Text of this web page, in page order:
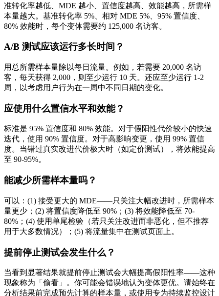
准转化率越低、MDE 越小、置信度越高、效能越高，所需样
本量越大。基准转化率 5%、相对 MDE 5%、95% 置信度、
80% 效能时，每个变体需要约 125,000 名访客。
A/B 测试应该运行多长时间？
用总所需样本量除以每日流量。例如，若需要 20,000 名访
客，每天获得 2,000，则至少运行 10 天。还应至少运行 1-2
周，以考虑用户行为在一周中不同日期的变化。
应使用什么置信水平和效能？
标准是 95% 置信度和 80% 效能。对于假阳性代价较小的快速
迭代，使用 90% 置信度。对于高影响变更，使用 99% 置信
度。当错过真实改进代价极大时（如定价测试），将效能提高
至 90-95%。
能减少所需样本量吗？
可以：(1) 接受更大的 MDE——只关注大幅改进时，所需样本
量更少；(2) 将置信度降低至 90%；(3) 将效能降低至 70-
80%；(4) 使用单尾检验（若只关注改进而非恶化，但不推荐
用于大多数情况）；(5) 将流量集中在测试页面上。
提前停止测试会发生什么？
当看到显著结果就提前停止测试会大幅提高假阳性率——这种
现象称为「偷看」。你可能会错误地认为变体更优。请始终在
分析结果前完成预先计算的样本量，或使用专为持续监控设计